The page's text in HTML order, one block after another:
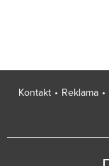
Kontakt Reklama